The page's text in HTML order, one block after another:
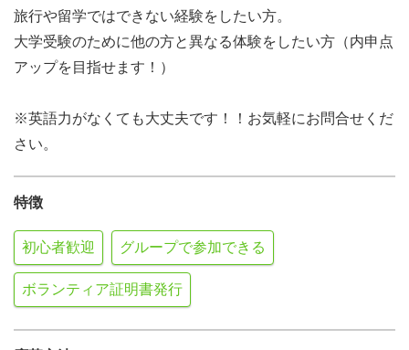
旅行や留学ではできない経験をしたい方。
大学受験のために他の方と異なる体験をしたい方（内申点
アップを目指せます！）
※英語力がなくても大丈夫です！！お気軽にお問合せくだ
さい。
特徴
初心者歓迎 グループで参加できる
ボランティア証明書発行